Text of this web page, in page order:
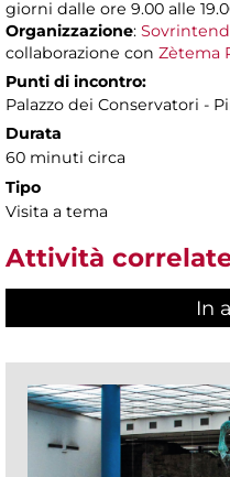
giorni dalle ore 9.00 alle
Organizzazione:
collaborazione con Zètema
Punti di incontro:
Palazzo dei Conservatori -
Durata
60 minuti circa
Tipo
Visita a tema
Attività
In